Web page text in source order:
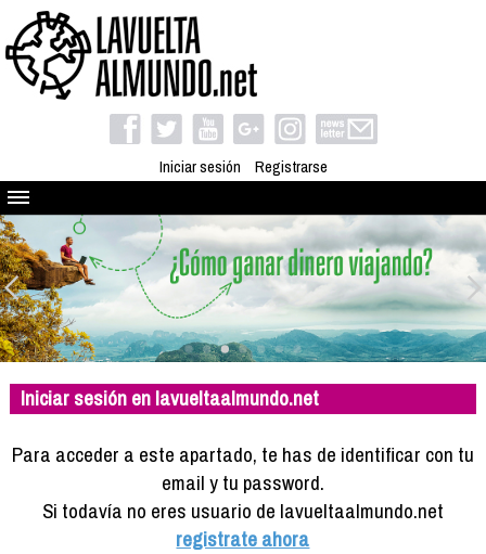
Iniciar sesión Registrarse
Quienes somos
El proyecto
Blog
Viaja con nosotros
Camino solidario
Libros
Compañeros de viaje
Info viajeros
Iniciar sesión en lavueltaalmundo.net
Para acceder a este apartado, te has de identificar con tu
email y tu password.
Si todavía no eres usuario de lavueltaalmundo.net
registrate ahora